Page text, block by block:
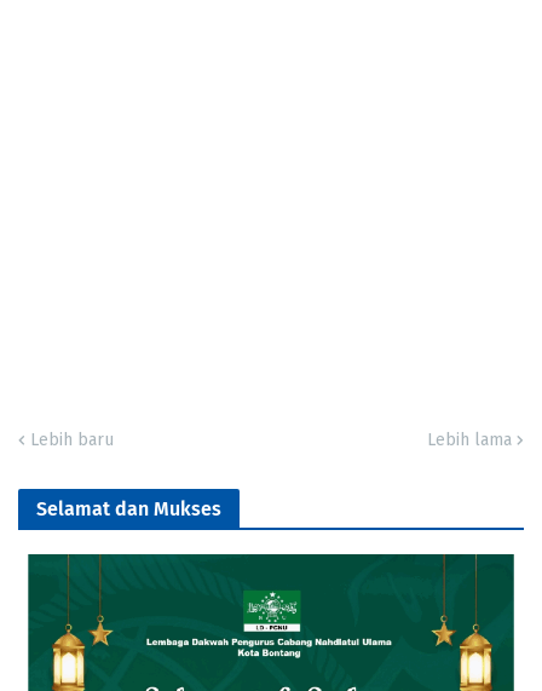
Lebih baru Lebih lama
Selamat dan Mukses